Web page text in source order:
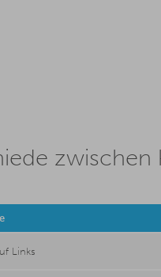
zwischen
Links